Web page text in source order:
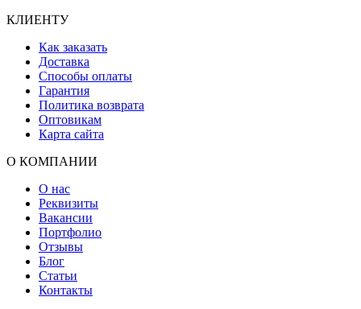
КЛИЕНТУ
Как заказать
Доставка
Способы оплаты
Гарантия
Политика возврата
Оптовикам
Карта сайта
О КОМПАНИИ
О нас
Реквизиты
Вакансии
Портфолио
Отзывы
Блог
Статьи
Контакты